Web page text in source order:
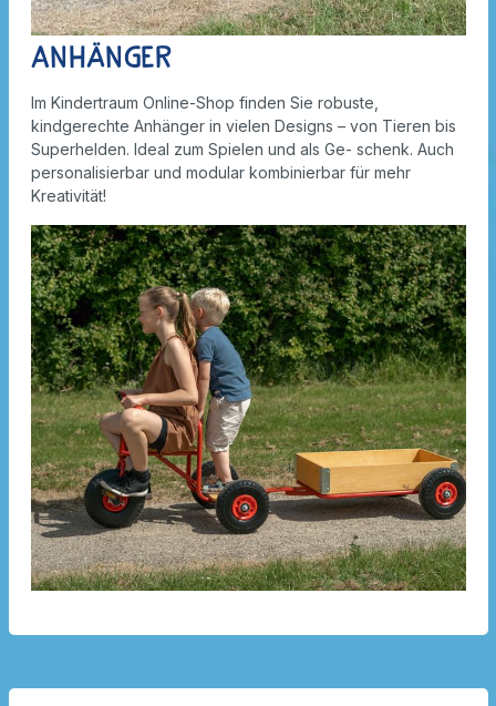
Anhänger
Im Kindertraum Online-Shop finden Sie robuste,
kindgerechte Anhänger in vielen Designs – von Tieren bis
Superhelden. Ideal zum Spielen und als Ge- schenk. Auch
personalisierbar und modular kombinierbar für mehr
Kreativität!